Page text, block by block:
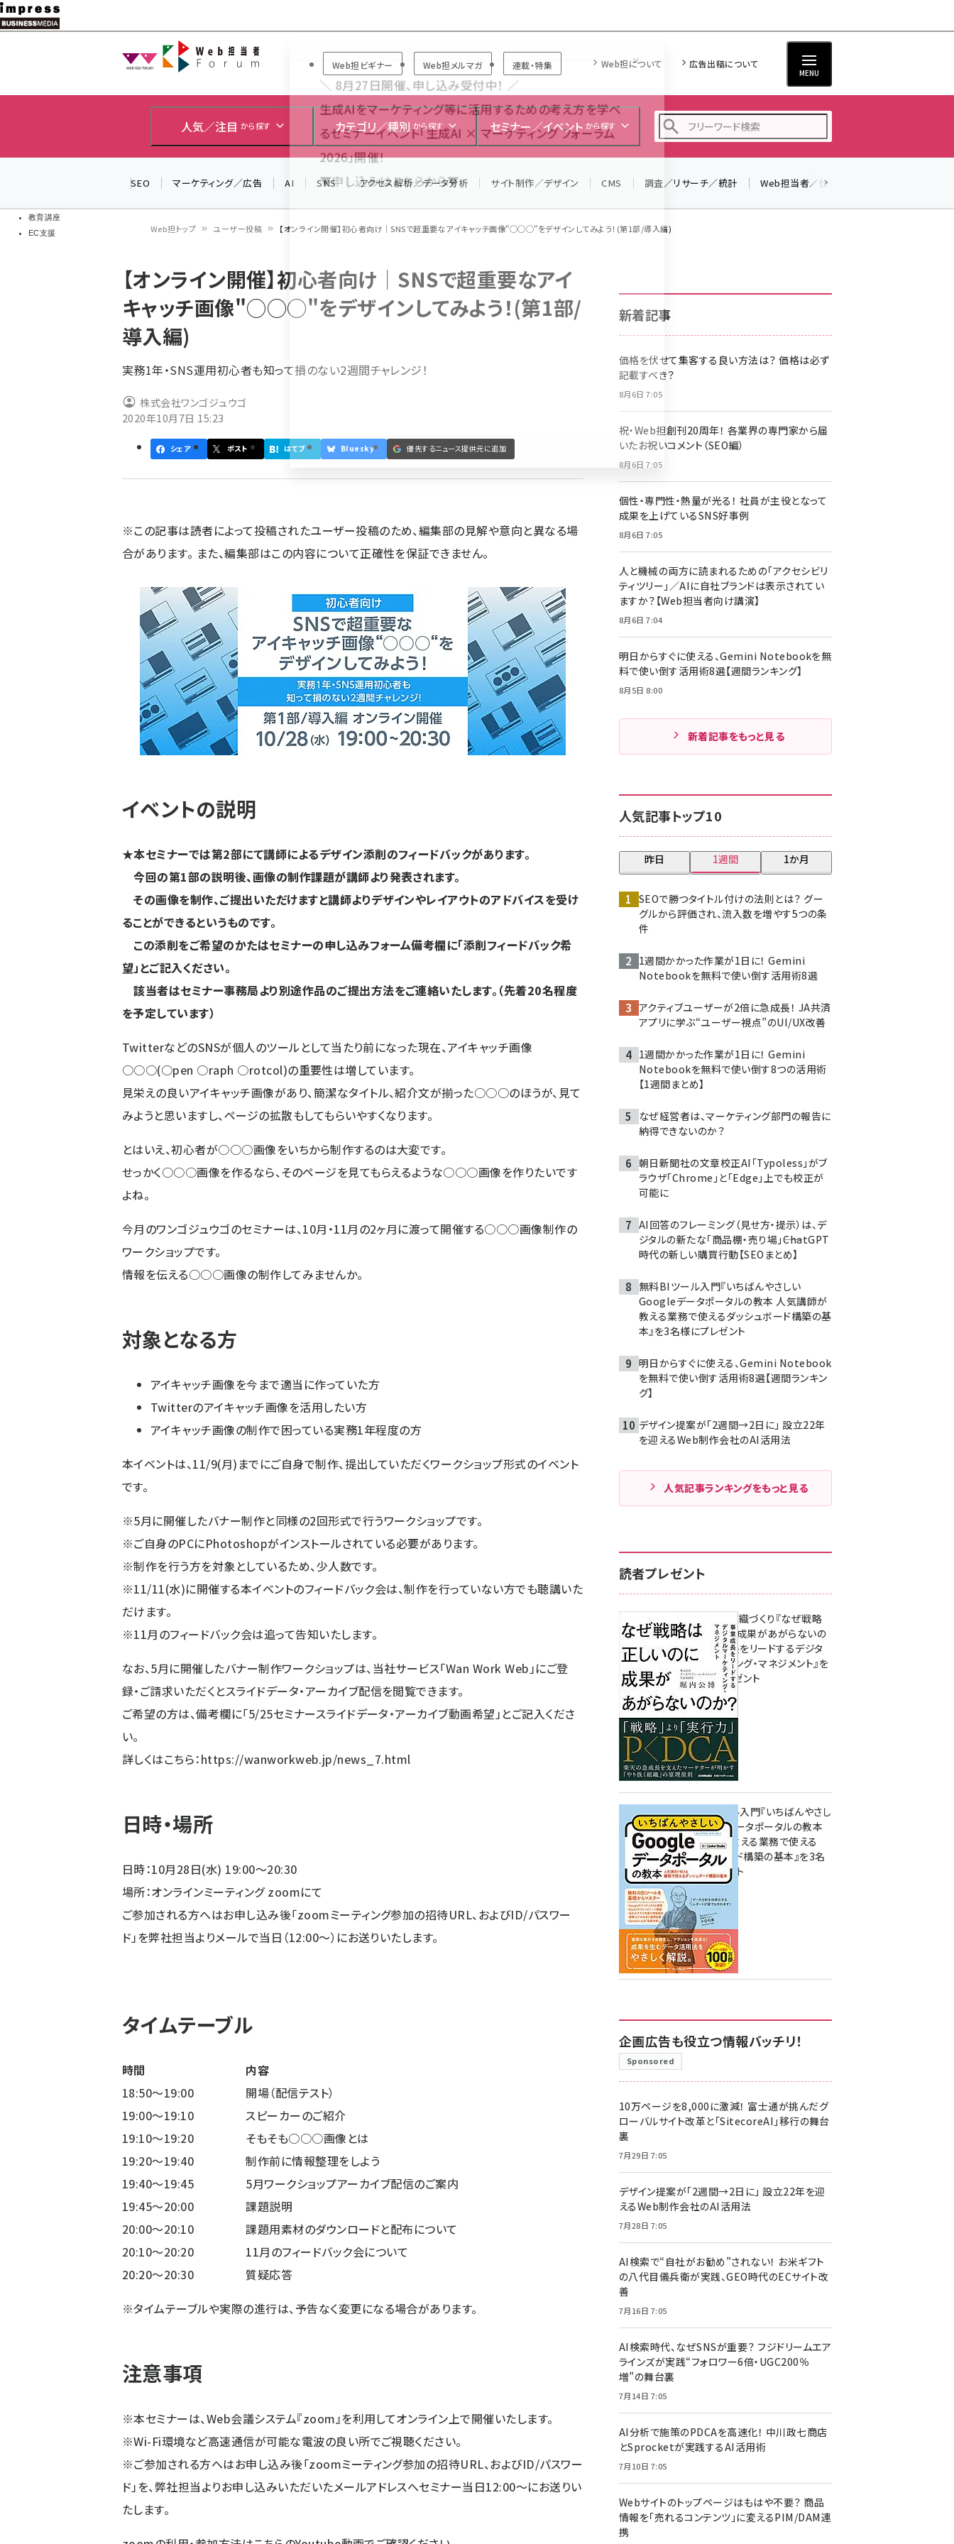
メ
イ
教育講座
EC支援
Web担当者Forum
Web担ビギナー Web担メルマガ 連載・特集 Web担について 広告出稿について
MENU
人気／注目 から探す カテゴリ／種別 から探す セミナー／イベント から探す
z世代 (1622)
meo (1275)
SEO マーケティング／広告 AI SNS アクセス解析／データ分析 サイト制作／デザイン CMS 調査／リサーチ／統計 Web担当者／仕事
ン
く
ず
Web担トップ ユーザー投稿 【オンライン開催】初心者向け｜SNSで超重要なアイキャッチ画像"◯◯◯"をデザインしてみよう！(第1部/導入編)
【オンライン開催】初心者向け｜SNSで超重要なアイ
キャッチ画像"◯◯◯"をデザインしてみよう！(第1部/
導入編)
実務1年・SNS運用初心者も知って損のない2週間チャレンジ！
株式会社ワンゴジュウゴ
2020年10月7日 15:23
シェア ポスト はてブ Bluesky 優先するニュース提供元に追加
※この記事は読者によって投稿されたユーザー投稿のため、編集部の見解や意向と異なる場
合があります。 また、編集部はこの内容について正確性を保証できません。
イベントの説明
★本セミナーでは第2部にて講師によるデザイン添削のフィードバックがあります。
今回の第1部の説明後、画像の制作課題が講師より発表されます。
その画像を制作、ご提出いただけますと講師よりデザインやレイアウトのアドバイスを受け
ることができるというものです。
この添削をご希望のかたはセミナーの申し込みフォーム備考欄に「添削フィードバック希
望」とご記入ください。
該当者はセミナー事務局より別途作品のご提出方法をご連絡いたします。（先着20名程度
を予定しています）
TwitterなどのSNSが個人のツールとして当たり前になった現在、アイキャッチ画像
○○○(○pen ○raph ○rotcol)の重要性は増しています。
見栄えの良いアイキャッチ画像があり、簡潔なタイトル、紹介文が揃った○○○のほうが、見て
みようと思いますし、ページの拡散もしてもらいやすくなります。
とはいえ、初心者が○○○画像をいちから制作するのは大変です。
せっかく○○○画像を作るなら、そのページを見てもらえるような○○○画像を作りたいです
よね。
今月のワンゴジュウゴのセミナーは、10月・11月の2ヶ月に渡って開催する○○○画像制作の
ワークショップです。
情報を伝える○○○画像の制作してみませんか。
対象となる方
アイキャッチ画像を今まで適当に作っていた方
Twitterのアイキャッチ画像を活用したい方
アイキャッチ画像の制作で困っている実務1年程度の方
本イベントは、11/9(月)までにご自身で制作、提出していただくワークショップ形式のイベント
です。
※5月に開催したバナー制作と同様の2回形式で行うワークショップです。
※ご自身のPCにPhotoshopがインストールされている必要があります。
※制作を行う方を対象としているため、少人数です。
※11/11(水)に開催する本イベントのフィードバック会は、制作を行っていない方でも聴講いた
だけます。
※11月のフィードバック会は追って告知いたします。
なお、5月に開催したバナー制作ワークショップは、当社サービス「Wan Work Web」にご登
録・ご請求いただくとスライドデータ・アーカイブ配信を閲覧できます。
ご希望の方は、備考欄に「5/25セミナースライドデータ・アーカイブ動画希望」とご記入くださ
い。
詳しくはこちら：https://wanworkweb.jp/news_7.html
日時・場所
日時：10月28日(水) 19:00〜20:30
場所：オンラインミーティング zoomにて
ご参加される方へはお申し込み後「zoomミーティング参加の招待URL、およびID/パスワー
ド」を弊社担当よりメールで当日（12:00〜）にお送りいたします。
タイムテーブル
時間
内容
18:50〜19:00
開場（配信テスト）
19:00〜19:10
スピーカーのご紹介
19:10〜19:20
そもそも○○○画像とは
19:20〜19:40
制作前に情報整理をしよう
19:40〜19:45
5月ワークショップアーカイブ配信のご案内
19:45〜20:00
課題説明
20:00〜20:10
課題用素材のダウンロードと配布について
20:10〜20:20
11月のフィードバック会について
20:20〜20:30
質疑応答
※タイムテーブルや実際の進行は、予告なく変更になる場合があります。
注意事項
※本セミナーは、Web会議システム『zoom』を利用してオンライン上で開催いたします。
※Wi-Fi環境など高速通信が可能な電波の良い所でご視聴ください。
※ご参加される方へはお申し込み後「zoomミーティング参加の招待URL、およびID/パスワー
ド」を、弊社担当よりお申し込みいただいたメールアドレスへセミナー当日12:00〜にお送りい
たします。
新着記事
価格を伏せて集客する良い方法は？ 価格は必ず
記載すべき？
8月6日 7:05
祝・Web担創刊20周年！ 各業界の専門家から届
いたお祝いコメント（SEO編）
8月6日 7:05
個性・専門性・熱量が光る！ 社員が主役となって
成果を上げているSNS好事例
8月6日 7:05
人と機械の両方に読まれるための「アクセシビリ
ティツリー」／AIに自社ブランドは表示されてい
ますか？【Web担当者向け講演】
8月6日 7:04
明日からすぐに使える、Gemini Notebookを無
料で使い倒す活用術8選【週間ランキング】
8月5日 8:00
新着記事をもっと見る
人気記事トップ10
昨日 1週間 1か月
SEOで勝つタイトル付けの法則とは？ グー
グルから評価され、流入数を増やす5つの条
件
1週間かかった作業が1日に！ Gemini
Notebookを無料で使い倒す活用術8選
アクティブユーザーが2倍に急成長！ JA共済
アプリに学ぶ“ユーザー視点”のUI/UX改善
1週間かかった作業が1日に！ Gemini
Notebookを無料で使い倒す8つの活用術
【1週間まとめ】
なぜ経営者は、マーケティング部門の報告に
納得できないのか？
朝日新聞社の文章校正AI「Typoless」がブ
ラウザ「Chrome」と「Edge」上でも校正が
可能に
AI回答のフレーミング（見せ方・提示）は、デ
ジタルの新たな「商品棚・売り場」――ChatGPT
時代の新しい購買行動【SEOまとめ】
無料BIツール入門『いちばんやさしい
Googleデータポータルの教本 人気講師が
教える業務で使えるダッシュボード構築の基
本』を3名様にプレゼント
明日からすぐに使える、Gemini Notebook
を無料で使い倒す活用術8選【週間ランキン
グ】
デザイン提案が「2週間→2日に」 設立22年
を迎えるWeb制作会社のAI活用法
人気記事ランキングをもっと見る
読者プレゼント
成果を生む組織づくり『なぜ戦略
は正しいのに成果があがらないの
か？ 事業成長をリードするデジタ
ルマーケティング・マネジメント』を
3名様にプレゼント
8月7日 10:00
無料BIツール入門『いちばんやさし
いGoogleデータポータルの教本
人気講師が教える業務で使える
ダッシュボード構築の基本』を3名
様にプレゼント
7月31日 10:00
企画広告も役立つ情報バッチリ！
Sponsored
10万ページを8,000に激減！ 富士通が挑んだグ
ローバルサイト改革と「SitecoreAI」移行の舞台
裏
7月29日 7:05
デザイン提案が「2週間→2日に」 設立22年を迎
えるWeb制作会社のAI活用法
7月28日 7:05
AI検索で“自社がお勧め”されない！ お米ギフト
の八代目儀兵衛が実践、GEO時代のECサイト改
善
7月16日 7:05
AI検索時代、なぜSNSが重要？ フジドリームエア
ラインズが実践“フォロワー6倍・UGC200％
増”の舞台裏
7月14日 7:05
AI分析で施策のPDCAを高速化！ 中川政七商店
とSprocketが実践するAI活用術
7月10日 7:05
Webサイトのトップページはもはや不要？ 商品
情報を「売れるコンテンツ」に変えるPIM/DAM連
携
＼ 8月27日開催、申し込み受付中！ ／
生成AIをマーケティング等に活用するための考え方を学べ
るセミナーイベント「生成AI × マーケティング フォーラム
2026」開催！
▼申し込みはこちらから▼